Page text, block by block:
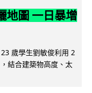
地圖 一日暴增
歲學生劉敏俊利用 2
結合建築物高度、太